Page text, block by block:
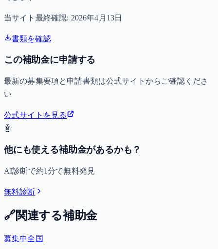
当サイト最終確認: 2026年4月13日
書類を確認
この補助金に申請する
最新の募集要項と申請書類は公式サイトからご確認くださ
い
公式サイトを見る
🤖
他にも使える補助金があるかも？
AI診断で約1分で無料発見
無料診断
🔗関連する補助金
募集中全国